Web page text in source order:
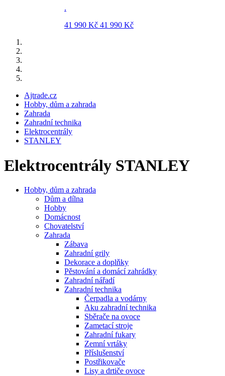
.
41 990 Kč 41 990 Kč
Ajtrade.cz
Hobby, dům a zahrada
Zahrada
Zahradní technika
Elektrocentrály
STANLEY
Elektrocentrály STANLEY
Hobby, dům a zahrada
Dům a dílna
Hobby
Domácnost
Chovatelství
Zahrada
Zábava
Zahradní grily
Dekorace a doplňky
Pěstování a domácí zahrádky
Zahradní nářadí
Zahradní technika
Čerpadla a vodárny
Aku zahradní technika
Sběrače na ovoce
Zametací stroje
Zahradní fukary
Zemní vrtáky
Příslušenství
Postřikovače
Lisy a drtiče ovoce